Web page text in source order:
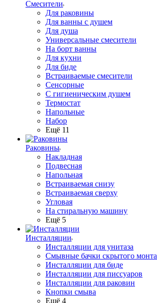
Смесители
Для раковины
Для ванны с душем
Для душа
Универсальные смесители
На борт ванны
Для кухни
Для биде
Встраиваемые смесители
Сенсорные
С гигиеническим душем
Термостат
Напольные
Набор
Ещё 11
Раковины
Накладная
Подвесная
Напольная
Встраиваемая снизу
Встраиваемая сверху
Угловая
На стиральную машину
Ещё 5
Инсталляции
Инсталляции для унитаза
Смывные бачки скрытого
Инсталляции для биде
Инсталляции для писсуаров
Инсталляции для раковин
Кнопки смыва
Ещё 4